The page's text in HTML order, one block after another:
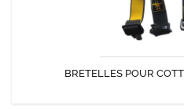
BRETELLES POUR